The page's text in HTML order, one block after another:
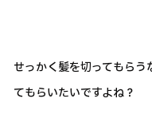
せっかく髪を切ってもらう
てもらいたいですよね？